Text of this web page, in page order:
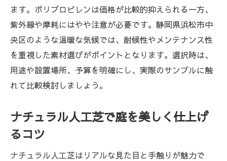
ペットや子供に安心な人工芝ナチュラルの
特徴
ゴムチップマットと人工芝の組み合わせの
利点
人工芝ナチュラルと他素材の違いを徹底比
人工芝で実現する四季を感じる庭づくり
手間いらずの庭へ人工芝施工のポイント
人工芝施工前に押さえる下地作りの基本
ます。ポリプロピレンは価格が比較的抑えられる一方、
紫外線や摩耗にはやや注意が必要です。静岡県浜松市中
央区のような温暖な気候では、耐候性やメンテナンス性
を重視した素材選びがポイントとなります。選択時は、
用途や設置場所、予算を明確にし、実際のサンプルに触
れて比較検討しましょう。
ナチュラル人工芝で庭を美しく仕上げ
るコツ
ナチュラル人工芝はリアルな見た目と手触りが魅力で